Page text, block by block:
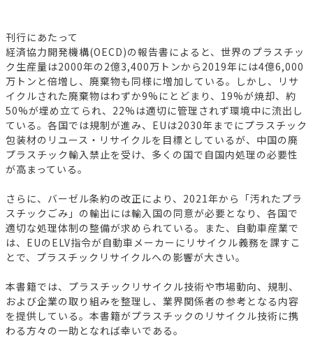
刊行にあたって
経済協力開発機構(OECD)の報告書によると、世界のプラスチッ
ク生産量は2000年の2億3,400万トンから2019年には4億6,000
万トンと倍増し、廃棄物も同様に増加している。しかし、リサ
イクルされた廃棄物はわずか9%にとどまり、19%が焼却、約
50%が埋め立てられ、22%は適切に管理されず環境中に流出し
ている。各国では規制が進み、EUは2030年までにプラスチック
包装材のリユース・リサイクルを目標としているが、中国の廃
プラスチック輸入禁止を受け、多くの国で自国内処理の必要性
が高まっている。
さらに、バーゼル条約の改正により、2021年から「汚れたプラ
スチックごみ」の輸出には輸入国の同意が必要となり、各国で
適切な処理体制の整備が求められている。また、自動車産業で
は、EUのELV指令が自動車メーカーにリサイクル義務を課すこ
とで、プラスチックリサイクルへの影響が大きい。
本書籍では、プラスチックリサイクル技術や市場動向、規制、
および企業の取り組みを整理し、業界関係者の参考となる内容
を提供している。本書籍がプラスチックのリサイクル技術に携
わる方々の一助となれば幸いである。